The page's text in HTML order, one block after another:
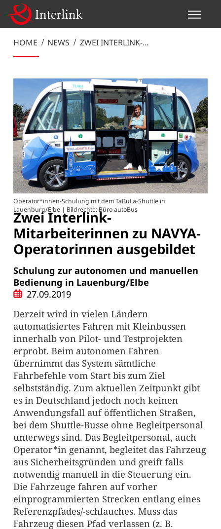
HOME NEWS
ZWEI INTERLINK-
Operator*innen-Schulung mit dem TaBuLa-Shuttle in
Lauenburg/Elbe | Bildrechte: Büro autoBus
Zwei Interlink-
Mitarbeiterinnen zu NAVYA-
Operatorinnen ausgebildet
Schulung zur autonomen und manuellen
Bedienung in Lauenburg/Elbe
27.09.2019
Derzeit wird in vielen Ländern
automatisiertes Fahren mit Kleinbussen
innerhalb von Pilot- und Testprojekten
erprobt. Beim autonomen Fahren
übernimmt das System sämtliche
Fahrbefehle vom Start bis zum Ziel
selbstständig. Zum aktuellen Zeitpunkt gibt
es in Deutschland jedoch noch keinen
Anwendungsfall auf öffentlichen Straßen,
bei dem Shuttle-Busse ohne Begleitpersonal
unterwegs sind. Das Begleitpersonal, auch
Operator*in genannt, begleitet das Fahrzeug
aus Sicherheitsgründen und greift falls
notwendig manuell in die Steuerung ein.
Die Fahrzeuge fahren auf vorher
einprogrammierten Strecken entlang eines
Referenzpfades/-schlauches. Muss das
Fahrzeug diesen Pfad verlassen (z. B.